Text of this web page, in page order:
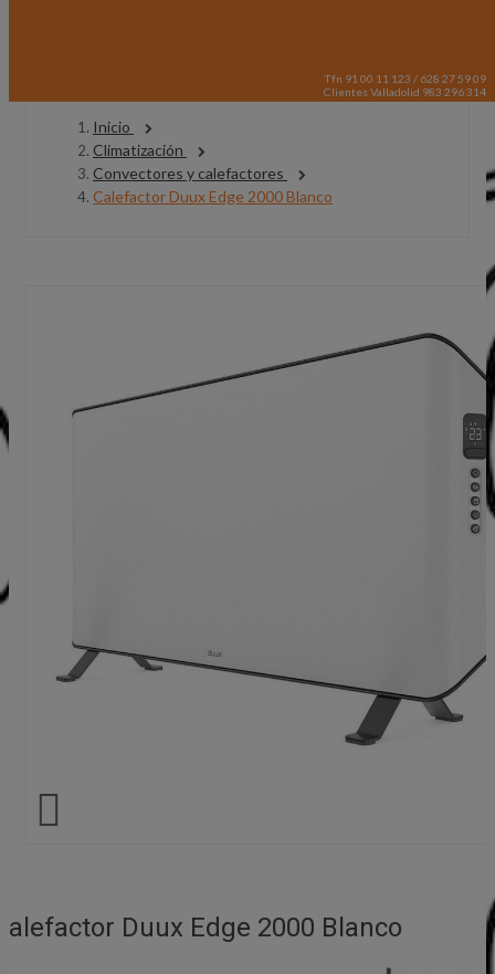
Tfn 91 00 11 123 / 628 27 59 09
Clientes Valladolid 983 296 314
Inicio
Climatización
Convectores y calefactores
Calefactor Duux Edge 2000 Blanco

Duux Edge 2000 Blanco